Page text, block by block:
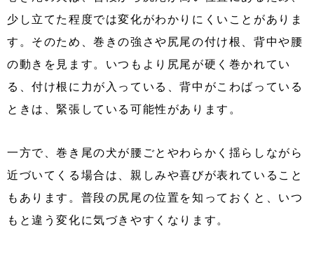
少し立てた程度では変化がわかりにくいことがありま
す。そのため、巻きの強さや尻尾の付け根、背中や腰
の動きを見ます。いつもより尻尾が硬く巻かれてい
る、付け根に力が入っている、背中がこわばっている
ときは、緊張している可能性があります。
一方で、巻き尾の犬が腰ごとやわらかく揺らしながら
近づいてくる場合は、親しみや喜びが表れていること
もあります。普段の尻尾の位置を知っておくと、いつ
もと違う変化に気づきやすくなります。